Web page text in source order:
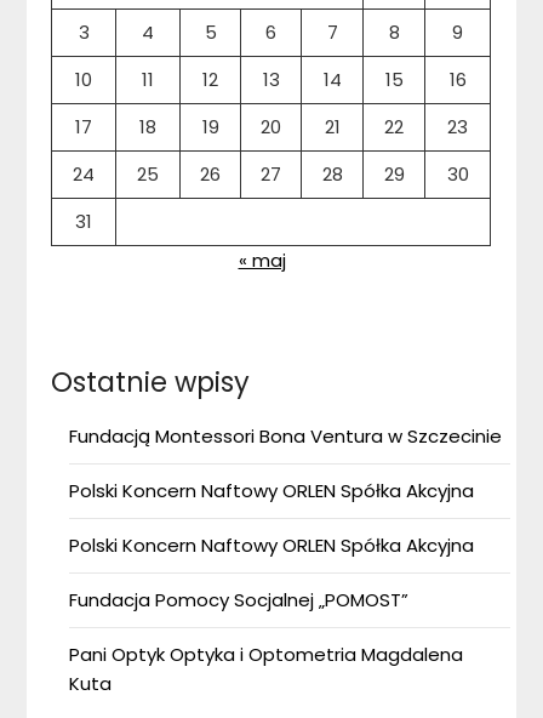
3
4 5 6 7 8
9
10
11 12 13 14 15
16
17
18 19 20 21 22
23
24
25 26 27 28 29
30
31
« maj
Ostatnie wpisy
Fundacją Montessori Bona Ventura w Szczecinie
Polski Koncern Naftowy ORLEN Spółka Akcyjna
Polski Koncern Naftowy ORLEN Spółka Akcyjna
Fundacja Pomocy Socjalnej „POMOST”
Pani Optyk Optyka i Optometria Magdalena
Kuta